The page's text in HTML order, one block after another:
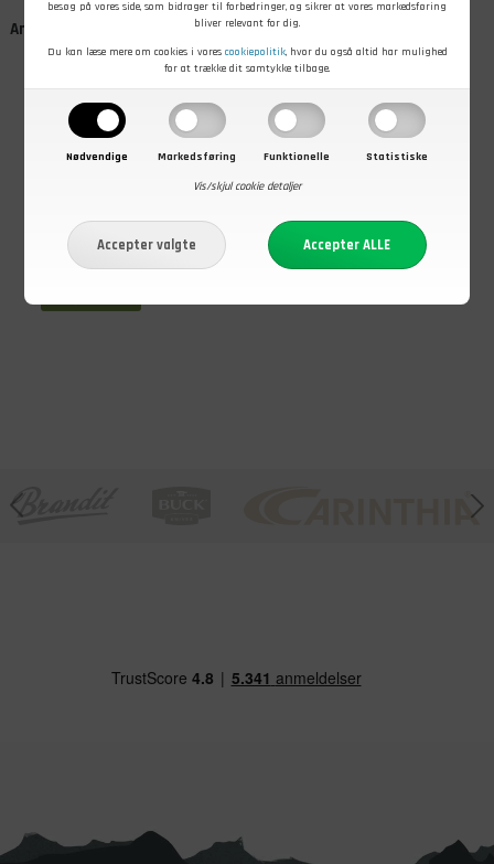
besøg på vores side, som bidrager til forbedringer, og sikrer at vores markedsføring
bliver relevant for dig.
Du kan læse mere om cookies i vores cookiepolitik, hvor du også altid har mulighed
for at trække dit samtykke tilbage.
Nødvendige Markedsføring Funktionelle
Statistiske
Vis/skjul cookie detaljer
Andre kunder købte også
199,00DKK
Leatherman
læder etui, 4,5",